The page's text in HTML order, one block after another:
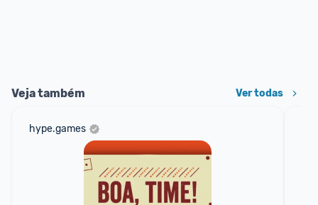
Veja também Ver todas
hype.games